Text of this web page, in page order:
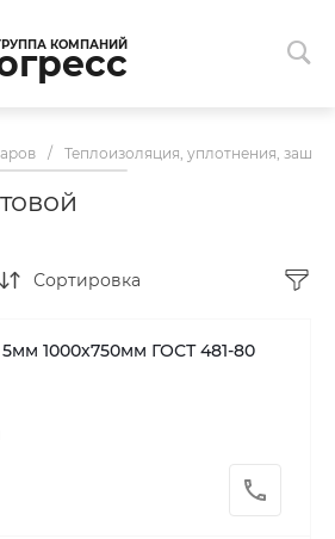
КОМПАНИЙ
/ Теплоизоляция, уплотнения,
Сортировка
1000х750мм ГОСТ 481-80